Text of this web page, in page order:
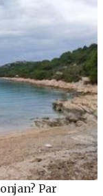
Par